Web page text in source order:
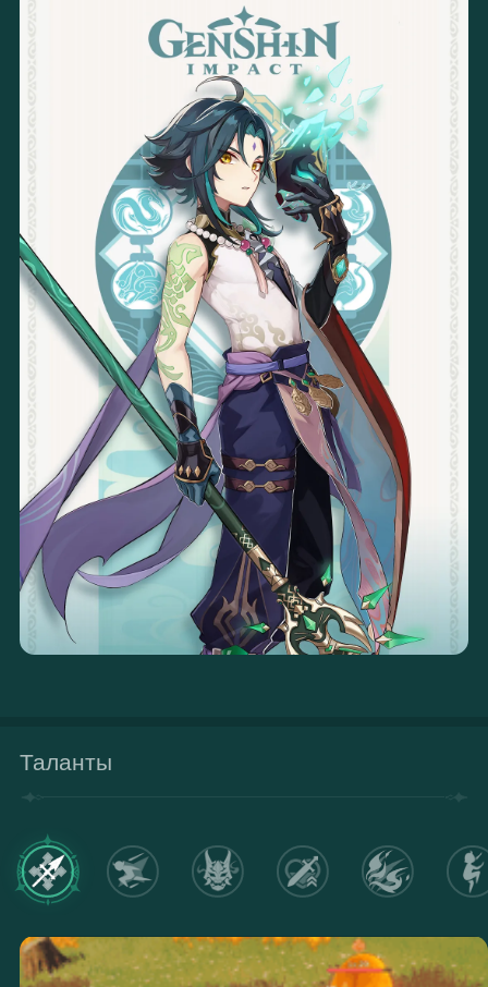
Таланты